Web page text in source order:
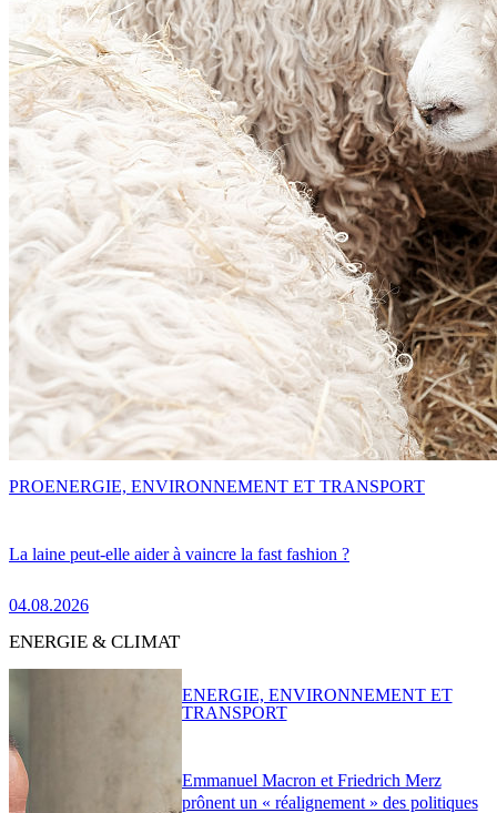
La laine peut-elle aider à vaincre la fast fashion ?
04.08.2026
PROENERGIE, ENVIRONNEMENT ET TRANSPORT
ENERGIE & CLIMAT
Emmanuel Macron et Friedrich Merz
prônent un « réalignement » des politiques
ENERGIE, ENVIRONNEMENT ET
TRANSPORT